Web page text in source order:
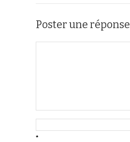
Poster une réponse
*